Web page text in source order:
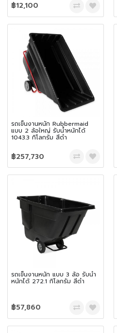
฿12,100
รถเข็นงานหนัก Rubbermaid
แบบ 2 ล้อใหญ่ รับน้ำหนักได้
1043.3 กิโลกรัม สีดำ
฿257,730
รถเข็นงานหนัก แบบ 3 ล้อ รับน้ำ
หนักได้ 272.1 กิโลกรัม สีดำ
฿57,860